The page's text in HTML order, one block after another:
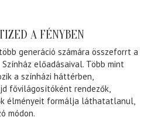
A FÉNYBEN
generáció számára összeforrt a
előadásaival. Több mint
a színházi háttérben,
fővilágosítóként rendezők,
élményeit formálja láthatatlanul,
módon.